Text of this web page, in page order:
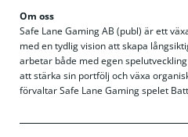
Om oss
Safe Lane Gaming AB (publ) är ett
med en tydlig vision att skapa
arbetar både med egen
att stärka sin portfölj och växa
förvaltar Safe Lane Gaming spelet